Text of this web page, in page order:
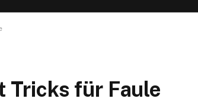
Tricks für Faule